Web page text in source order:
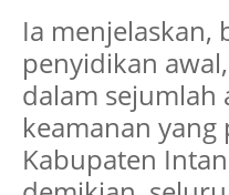
Ia menjelaskan,
penyidikan
dalam sejumlah
keamanan
Kabupaten